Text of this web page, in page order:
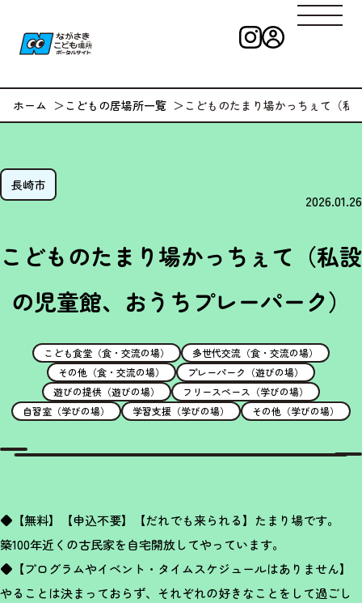
ながさきこども
ホーム こどもの居場所一覧 こどものたまり場かっちぇて（私
長崎市
2026.01.26
こどものたまり場かっちぇて（私設
の児童館、おうちプレーパーク）
こども食堂（食・交流の場）
多世代交流（食・交流の場）
その他（食・交流の場）
プレーパーク（遊びの場）
遊びの提供（遊びの場）
フリースペース（学びの場）
自習室（学びの場）
学習支援（学びの場） その他（学びの場）
◆【無料】【申込不要】【だれでも来られる】たまり場です。
築100年近くの古民家を自宅開放してやっています。
◆【プログラムやイベント・タイムスケジュールはありません】
やることは決まっておらず、それぞれの好きなことをして過ごし